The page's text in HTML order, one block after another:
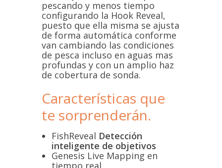
pescando y menos tiempo
configurando la Hook Reveal,
puesto que ella misma se ajusta
de forma automática conforme
van cambiando las condiciones
de pesca incluso en aguas mas
profundas y con un amplio haz
de cobertura de sonda.
Características que
te sorprenderán.
FishReveal Detección
inteligente de objetivos
Genesis Live Mapping en
tiempo real